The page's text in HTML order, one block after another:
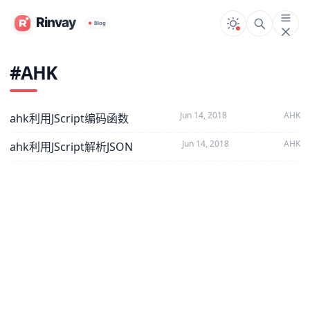
#AHK
ahk利用JScript编码函数 Jun 14, 2018 AHK
ahk利用JScript解析JSON Jun 14, 2018 AHK